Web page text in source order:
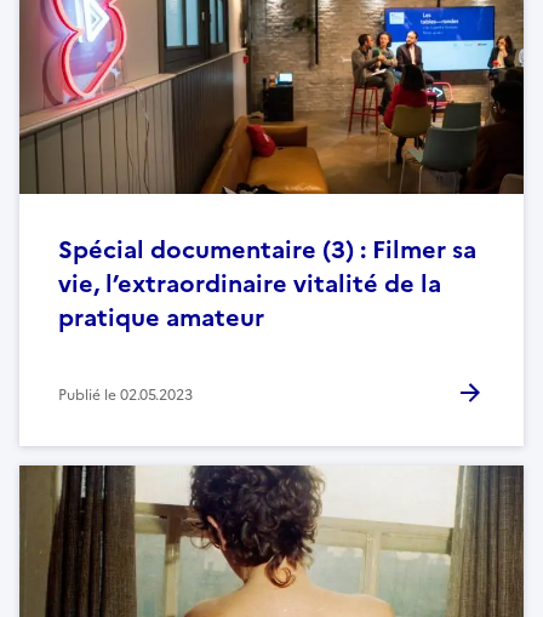
Spécial documentaire (3) : Filmer sa
vie, l’extraordinaire vitalité de la
pratique amateur
Publié le02.05.2023